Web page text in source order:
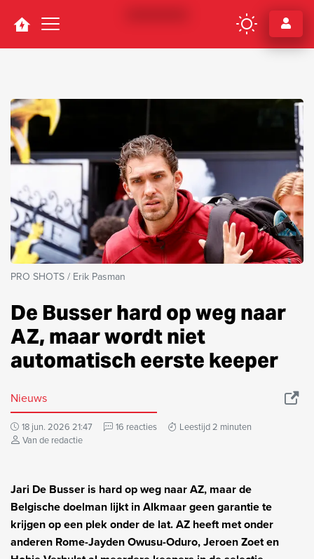
Navigation
PRO SHOTS / Erik Pasman
De Busser hard op weg naar
AZ, maar wordt niet
automatisch eerste keeper
Nieuws
18 jun. 2026 21:47 16 reacties
Leestijd 2 minuten
Van de redactie
Jari De Busser is hard op weg naar AZ, maar de
Belgische doelman lijkt in Alkmaar geen garantie te
krijgen op een plek onder de lat. AZ heeft met onder
anderen Rome-Jayden Owusu-Oduro, Jeroen Zoet en